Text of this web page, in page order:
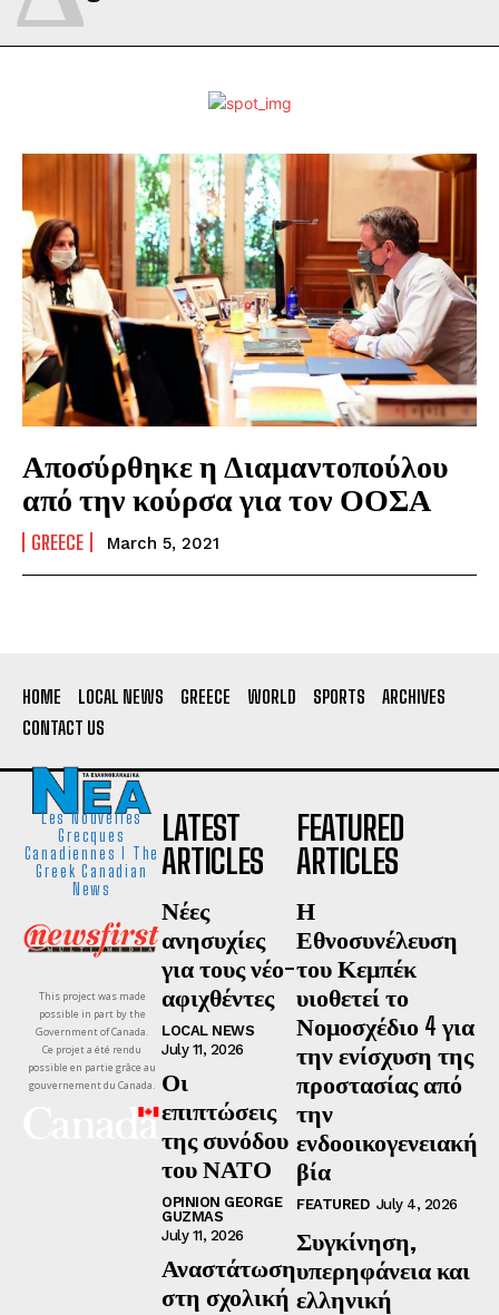
Αποσύρθηκε η Διαμαντοπούλου
από την κούρσα για τον ΟΟΣΑ
GREECE March 5, 2021
HOME LOCAL NEWS GREECE WORLD SPORTS
ARCHIVES
CONTACT US
Les Nouvelles
Grecques
Canadiennes I The
Greek Canadian
News
This project was made
possible in part by the
Government of Canada.
Ce projet a été rendu
possible en partie grâce au
gouvernement du Canada.
LATEST
ARTICLES
Νέες
ανησυχίες
για τους νέο-
αφιχθέντες
LOCAL NEWS
July 11, 2026
Οι
επιπτώσεις
της συνόδου
του ΝΑΤΟ
OPINION GEORGE
GUZMAS
July 11, 2026
Αναστάτωση
στη σχολική
FEATURED
ARTICLES
Η
Εθνοσυνέλευση
του Κεμπέκ
υιοθετεί το
Νομοσχέδιο 4 για
την ενίσχυση της
προστασίας από
την
ενδοοικογενειακή
βία
FEATURED July 4, 2026
Συγκίνηση,
υπερηφάνεια και
ελληνική